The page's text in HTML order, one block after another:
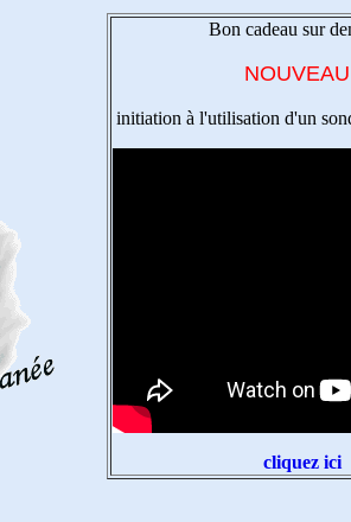
Bon cadeau sur
initiation à l'utilisation d'un
cliquez ici